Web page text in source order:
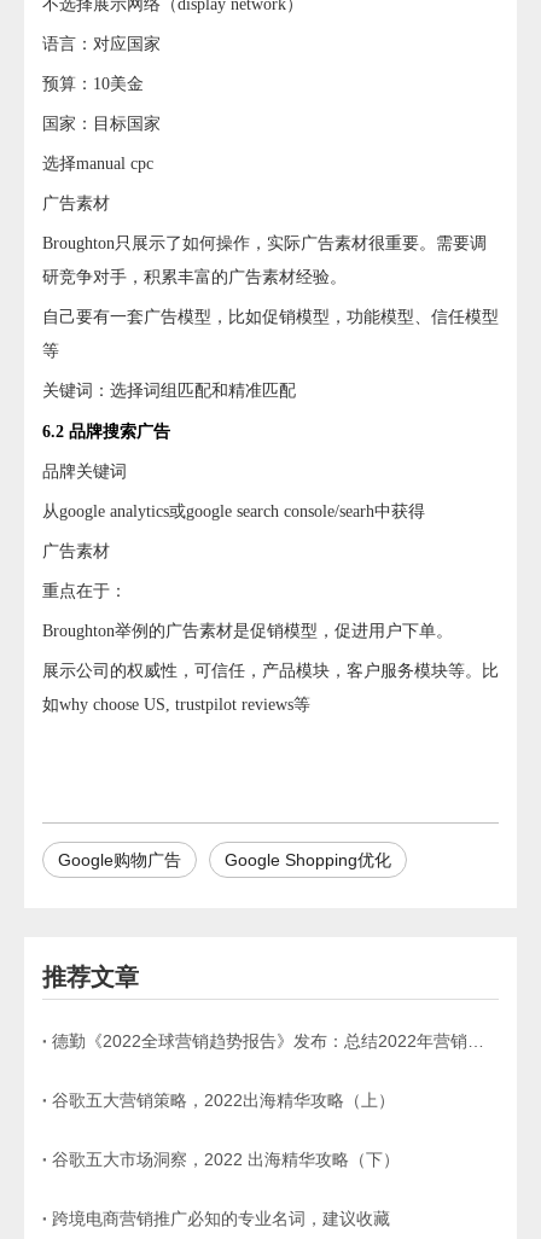
不选择展示网络（display network）
语言：对应国家
预算：10美金
国家：目标国家
选择manual cpc
广告素材
Broughton只展示了如何操作，实际广告素材很重要。需要调
研竞争对手，积累丰富的广告素材经验。
自己要有一套广告模型，比如促销模型，功能模型、信任模型
等
关键词：选择词组匹配和精准匹配
6.2 品牌搜索广告
品牌关键词
从google analytics或google search console/searh中获得
广告素材
重点在于：
Broughton举例的广告素材是促销模型，促进用户下单。
展示公司的权威性，可信任，产品模块，客户服务模块等。比
如why choose US, trustpilot reviews等
Google购物广告 Google Shopping优化
推荐文章
德勤《2022全球营销趋势报告》发布：总结2022年营销领域的七大趋势
谷歌五大营销策略，2022出海精华攻略（上）
谷歌五大市场洞察，2022 出海精华攻略（下）
跨境电商营销推广必知的专业名词，建议收藏